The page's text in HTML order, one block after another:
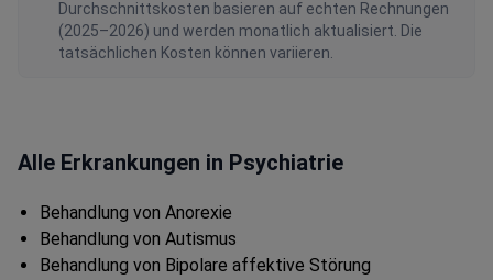
Durchschnittskosten basieren auf echten Rechnungen
(2025–2026) und werden monatlich aktualisiert. Die
tatsächlichen Kosten können variieren.
Alle Erkrankungen in Psychiatrie
Behandlung von Anorexie
Behandlung von Autismus
Behandlung von Bipolare affektive Störung